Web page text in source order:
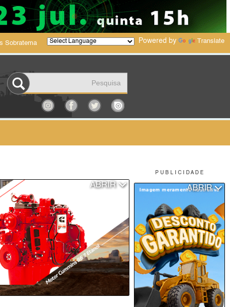
P U B L I C I D A D E
ABRIR
Sobratema Powered by Translate
ABRIR